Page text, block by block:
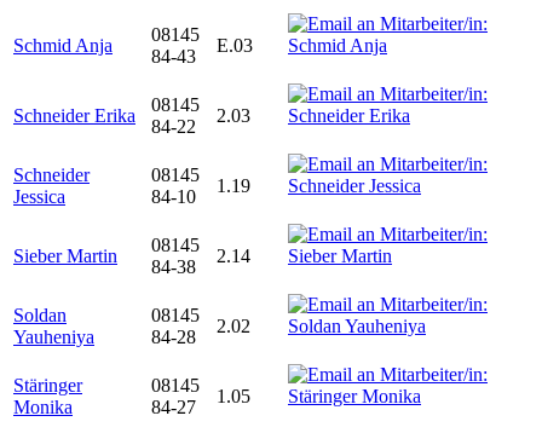
Schmid Anja
08145
84-43
E.03
Schneider Erika
08145
84-22
2.03
Schneider
Jessica
08145
84-10
1.19
Sieber Martin
08145
84-38
2.14
Soldan
Yauheniya
08145
84-28
2.02
Stäringer
Monika
08145
84-27
1.05